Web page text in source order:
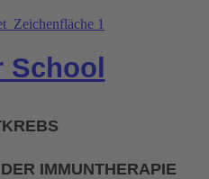
School
IMMUNTHERAPIE